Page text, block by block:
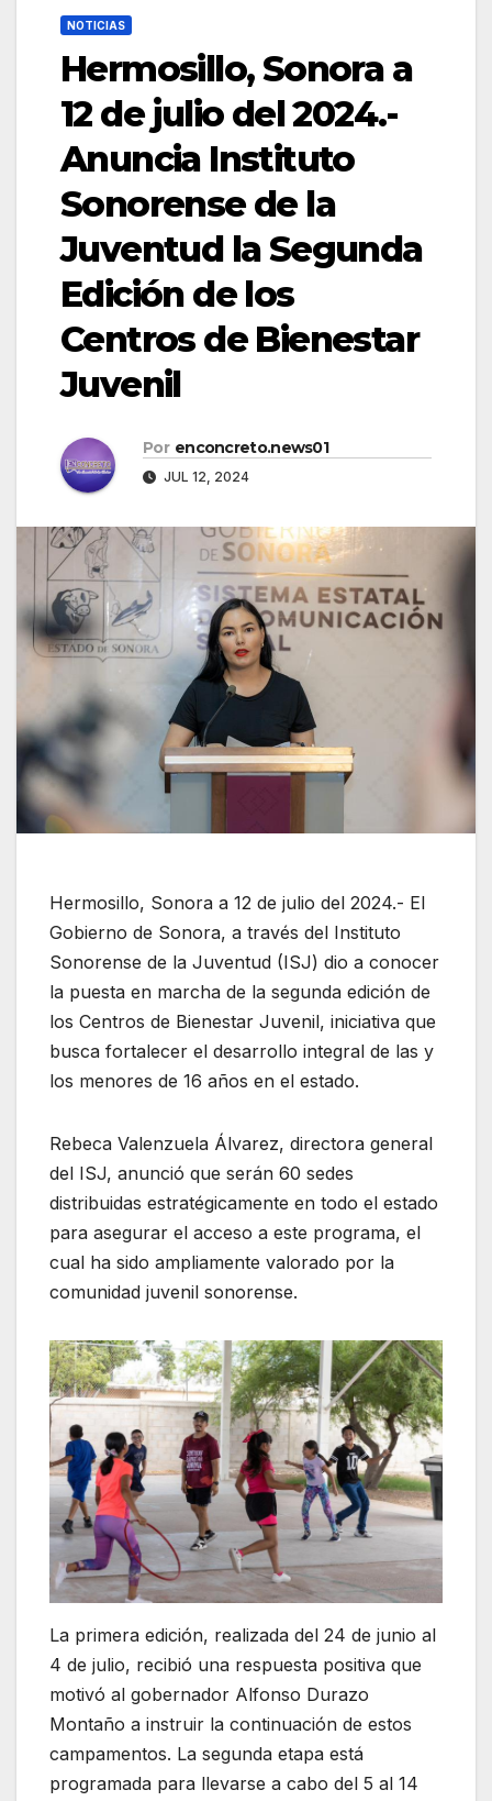
NOTICIAS
Hermosillo, Sonora a
12 de julio del 2024.-
Anuncia Instituto
Sonorense de la
Juventud la Segunda
Edición de los
Centros de Bienestar
Juvenil
Por enconcreto.news01
JUL 12, 2024
Hermosillo, Sonora a 12 de julio del 2024.- El
Gobierno de Sonora, a través del Instituto
Sonorense de la Juventud (ISJ) dio a conocer
la puesta en marcha de la segunda edición de
los Centros de Bienestar Juvenil, iniciativa que
busca fortalecer el desarrollo integral de las y
los menores de 16 años en el estado.
Rebeca Valenzuela Álvarez, directora general
del ISJ, anunció que serán 60 sedes
distribuidas estratégicamente en todo el estado
para asegurar el acceso a este programa, el
cual ha sido ampliamente valorado por la
comunidad juvenil sonorense.
La primera edición, realizada del 24 de junio al
4 de julio, recibió una respuesta positiva que
motivó al gobernador Alfonso Durazo
Montaño a instruir la continuación de estos
campamentos. La segunda etapa está
programada para llevarse a cabo del 5 al 14